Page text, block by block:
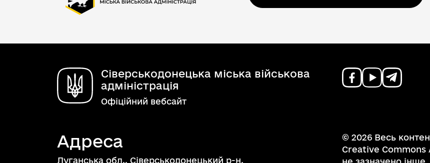
Сіверськодонецька міська військова
адміністрація
Офіційний вебсайт
Адреса
Луганська обл., Сіверськодонецький р-н,
© 2026 Весь
Creative